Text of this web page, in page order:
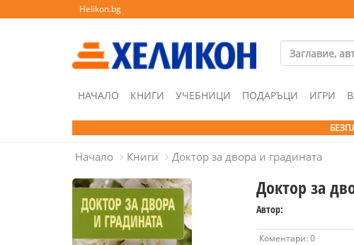
Helikon.bg
НАЧАЛО КНИГИ УЧЕБНИЦИ ПОДАРЪЦИ ИГРИ
Начало Книги Доктор за двора и градината
Доктор за
Автор:
Коментари: 0